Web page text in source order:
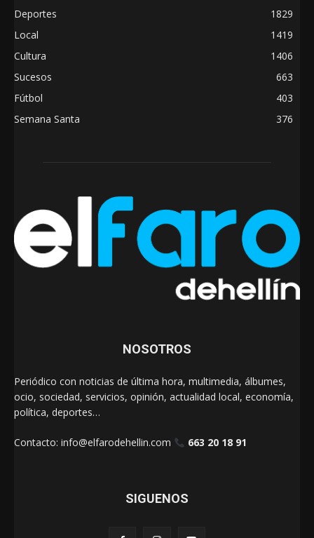
Deportes
1829
Local
1419
Cultura
1406
Sucesos
663
Fútbol
403
Semana Santa
376
NOSOTROS
Periódico con noticias de última hora, multimedia, álbumes,
ocio, sociedad, servicios, opinión, actualidad local, economía,
política, deportes…
Contacto: info@elfarodehellin.com 663 20 18 91
SIGUENOS